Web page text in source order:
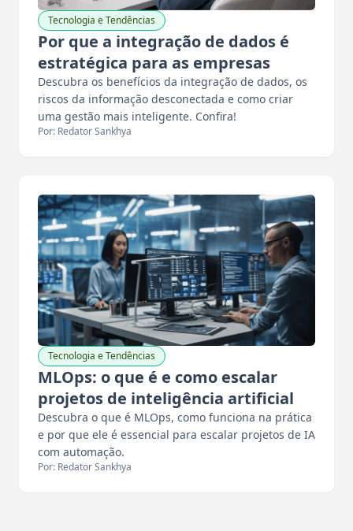
Tecnologia e Tendências
Por que a integração de dados é
estratégica para as empresas
Descubra os benefícios da integração de dados, os
riscos da informação desconectada e como criar
uma gestão mais inteligente. Confira!
Por: Redator Sankhya
Tecnologia e Tendências
MLOps: o que é e como escalar
projetos de inteligência artificial
Descubra o que é MLOps, como funciona na prática
e por que ele é essencial para escalar projetos de IA
com automação.
Por: Redator Sankhya